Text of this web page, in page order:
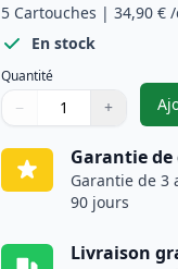
5 Cartouches |34,90 €
En stock
Quantité
Quantité
Utilisez les boutons
− +
Quantité
Garantie
Garantie de 3
90 jours
Livraison